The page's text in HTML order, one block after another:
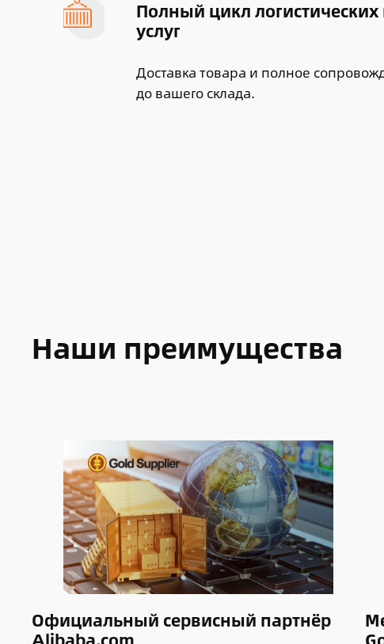
Полный цикл
услуг
Доставка товара и полное
до вашего склада.
Наши преимущества
Официальный сервисный партнёр